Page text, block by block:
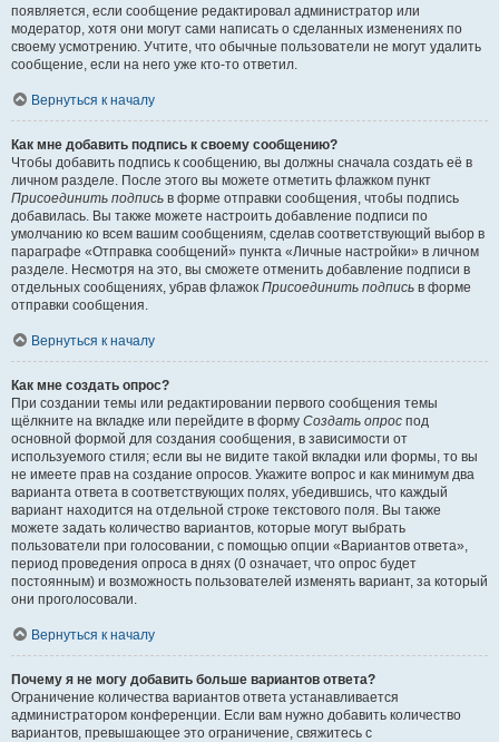
появляется, если сообщение редактировал администратор или
модератор, хотя они могут сами написать о сделанных изменениях по
своему усмотрению. Учтите, что обычные пользователи не могут удалить
сообщение, если на него уже кто-то ответил.
Вернуться к началу
Как мне добавить подпись к своему сообщению?
Чтобы добавить подпись к сообщению, вы должны сначала создать её в
личном разделе. После этого вы можете отметить флажком пункт
Присоединить подпись в форме отправки сообщения, чтобы подпись
добавилась. Вы также можете настроить добавление подписи по
умолчанию ко всем вашим сообщениям, сделав соответствующий выбор в
параграфе «Отправка сообщений» пункта «Личные настройки» в личном
разделе. Несмотря на это, вы сможете отменить добавление подписи в
отдельных сообщениях, убрав флажок Присоединить подпись в форме
отправки сообщения.
Вернуться к началу
Как мне создать опрос?
При создании темы или редактировании первого сообщения темы
щёлкните на вкладке или перейдите в форму Создать опрос под
основной формой для создания сообщения, в зависимости от
используемого стиля; если вы не видите такой вкладки или формы, то вы
не имеете прав на создание опросов. Укажите вопрос и как минимум два
варианта ответа в соответствующих полях, убедившись, что каждый
вариант находится на отдельной строке текстового поля. Вы также
можете задать количество вариантов, которые могут выбрать
пользователи при голосовании, с помощью опции «Вариантов ответа»,
период проведения опроса в днях (0 означает, что опрос будет
постоянным) и возможность пользователей изменять вариант, за который
они проголосовали.
Вернуться к началу
Почему я не могу добавить больше вариантов ответа?
Ограничение количества вариантов ответа устанавливается
администратором конференции. Если вам нужно добавить количество
вариантов, превышающее это ограничение, свяжитесь с